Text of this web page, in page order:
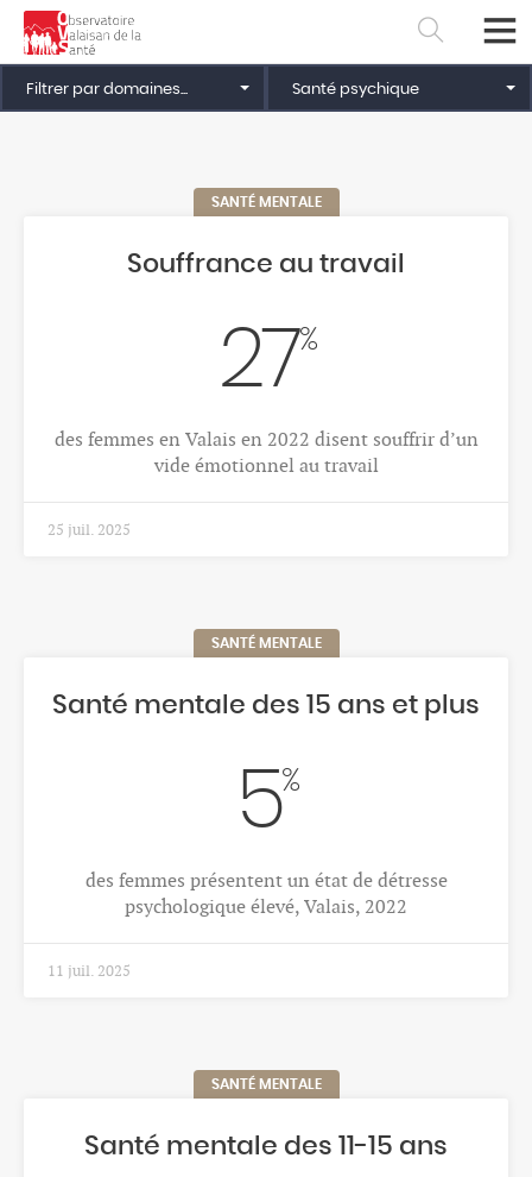
Filtrer par domaines... Santé psychique
SANTÉ MENTALE
Souffrance au travail
27%
des femmes en Valais en 2022 disent souffrir d’un
vide émotionnel au travail
25 juil. 2025
SANTÉ MENTALE
Santé mentale des 15 ans et plus
5%
des femmes présentent un état de détresse
psychologique élevé, Valais, 2022
11 juil. 2025
SANTÉ MENTALE
Santé mentale des 11-15 ans